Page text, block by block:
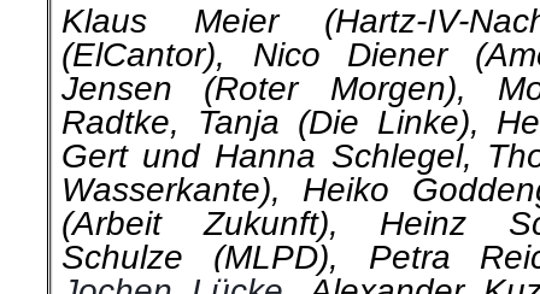
Klaus Meier (Hartz-IV-
(ElCantor), Nico Diener
Jensen (Roter Morgen),
Radtke, Tanja (Die Linke),
Gert und Hanna Schlegel,
Wasserkante), Heiko
(Arbeit Zukunft), Heinz
Schulze (MLPD), Petra